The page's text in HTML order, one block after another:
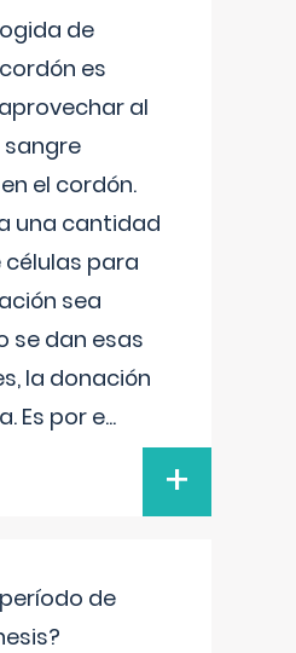
de
es
al
el cordón.
una cantidad
para
sea
se dan esas
la donación
Es por e...
+
de